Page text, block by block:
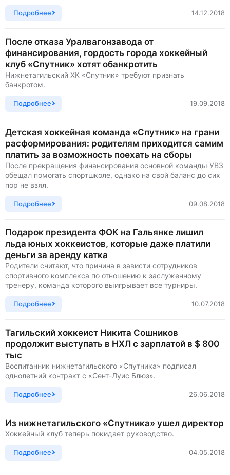
Подробнее 14.12.2018
После отказа Уралвагонзавода от
финансирования, гордость города хоккейный
клуб «Спутник» хотят обанкротить
Нижнетагильский ХК «Спутник» требуют признать
банкротом.
Подробнее 19.09.2018
Детская хоккейная команда «Спутник» на грани
расформирования: родителям приходится самим
платить за возможность поехать на сборы
После прекращения финансирования основной команды УВЗ
обещал помогать спортшколе, однако на свой баланс до сих
пор не взял.
Подробнее 09.08.2018
Подарок президента ФОК на Гальянке лишил
льда юных хоккеистов, которые даже платили
деньги за аренду катка
Родители считают, что причина в зависти сотрудников
спортивного комплекса по отношению к заслуженному
тренеру, команда которого выигрывает все турниры.
Подробнее 10.07.2018
Тагильский хоккеист Никита Сошников
продолжит выступать в НХЛ с зарплатой в $ 800
тыс
Воспитанник нижнетагильского «Спутника» подписал
однолетний контракт с «Сент-Луис Блюз».
Подробнее 26.06.2018
Из нижнетагильского «Спутника» ушел директор
Хоккейный клуб теперь покидает руководство.
Подробнее 04.05.2018